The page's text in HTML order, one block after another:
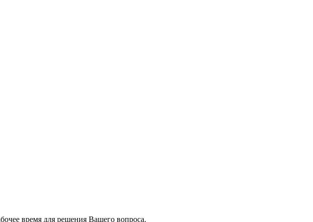
время для решения Вашего вопроса.